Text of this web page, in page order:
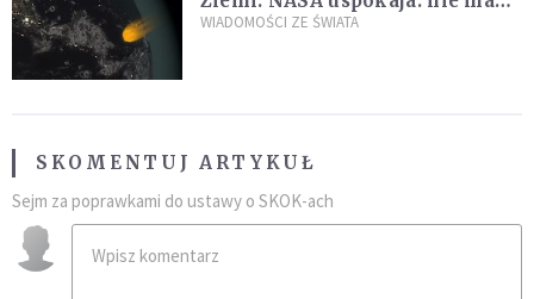
zagrożenia
WIADOMOŚCI ZE ŚWIATA
SKOMENTUJ ARTYKUŁ
Sejm za poprawkami do ustawy o SKOK-ach